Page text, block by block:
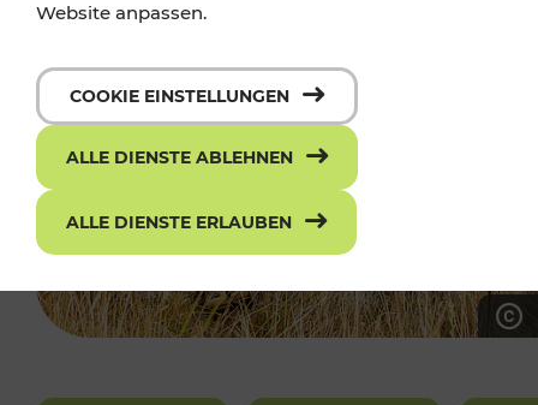
Website anpassen.
COOKIE EINSTELLUNGEN
ALLE DIENSTE ABLEHNEN
ALLE DIENSTE ERLAUBEN